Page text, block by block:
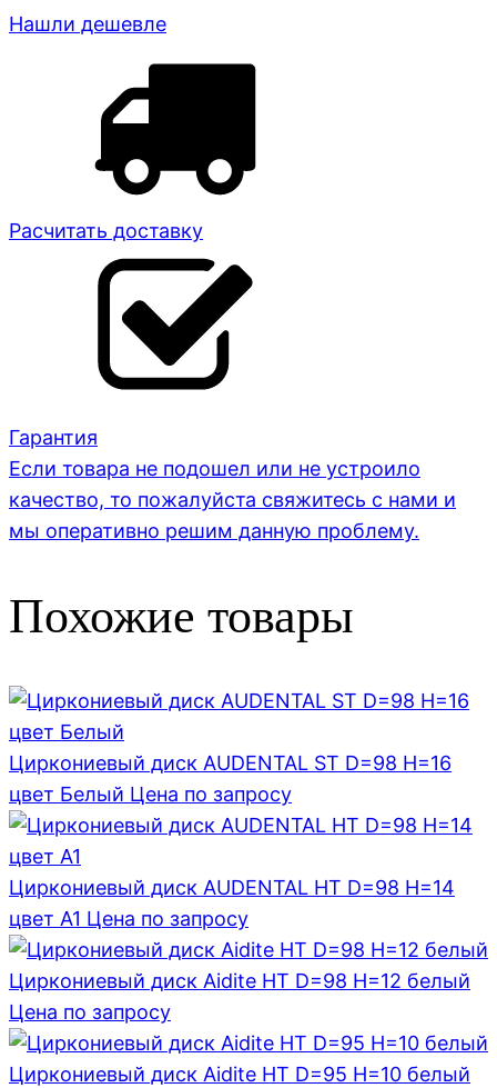
Нашли дешевле
Расчитать доставку
Гарантия
Если товара не подошел или не устроило
качество, то пожалуйста свяжитесь с нами и
мы оперативно решим данную проблему.
Похожие товары
Циркониевый диск AUDENTAL ST D=98 H=16
цвет Белый Цена по запросу
Циркониевый диск AUDENTAL HT D=98 H=14
цвет A1 Цена по запросу
Циркониевый диск Aidite HT D=98 H=12 белый
Цена по запросу
Циркониевый диск Aidite HT D=95 H=10 белый